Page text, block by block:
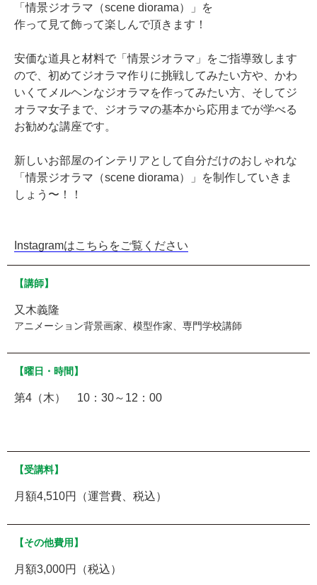
「情景ジオラマ（scene diorama）」を
作って見て飾って楽しんで頂きます！
安価な道具と材料で「情景ジオラマ」をご指導致します
ので、初めてジオラマ作りに挑戦してみたい方や、かわ
いくてメルヘンなジオラマを作ってみたい方、そしてジ
オラマ女子まで、ジオラマの基本から応用までが学べる
お勧めな講座です。
新しいお部屋のインテリアとして自分だけのおしゃれな
「情景ジオラマ（scene diorama）」を制作していきま
しょう〜！！
Instagramはこちらをご覧ください
【講師】
又木義隆
アニメーション背景画家、模型作家、専門学校講師
【曜日・時間】
第4（木） 10：30～12：00
【受講料】
月額4,510円（運営費、税込）
【その他費用】
月額3,000円（税込）